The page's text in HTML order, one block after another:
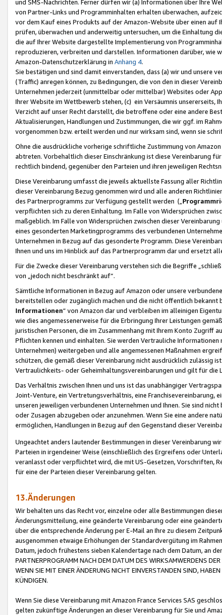
und SMS-Nachrichten. Ferner dürfen wir (a) Informationen über Ihre
von Partner-Links und Programminhalten erhalten überwachen,
vor dem Kauf eines Produkts auf der Amazon-Website über einen
prüfen, überwachen und anderweitig untersuchen, um die Einhaltung
die auf Ihrer Website dargestellte Implementierung von
reproduzieren, verbreiten und darstellen. Informationen darüber, wie
Amazon-Datenschutzerklärung in Anhang 4.
Sie bestätigen und sind damit einverstanden, dass (a) wir und
(Traffic) anregen können, zu Bedingungen, die von den in dieser
Unternehmen jederzeit (unmittelbar oder mittelbar) Websites oder
Ihrer Website im Wettbewerb stehen, (c) ein Versäumnis unsererseits,
Verzicht auf unser Recht darstellt, die betroffene oder eine andere
Aktualisierungen, Handlungen und Zustimmungen, die wir ggf. im
vorgenommen bzw. erteilt werden und nur wirksam sind, wenn sie
Ohne die ausdrückliche vorherige schriftliche Zustimmung von
abtreten. Vorbehaltlich dieser Einschränkung ist diese Vereinbarung
rechtlich bindend, gegenüber den Parteien und ihren jeweiligen
Diese Vereinbarung umfasst die jeweils aktuellste Fassung aller
dieser Vereinbarung Bezug genommen wird und alle anderen
des Partnerprogramms zur Verfügung gestellt werden („
verpflichten sich zu deren Einhaltung. Im Falle von Widersprüchen
maßgeblich. Im Falle von Widersprüchen zwischen dieser
eines gesonderten Marketingprogramms des verbundenen
Unternehmen in Bezug auf das gesonderte Programm. Diese
Ihnen und uns im Hinblick auf das Partnerprogramm dar und ersetzt
Für die Zwecke dieser Vereinbarung verstehen sich die Begriffe
von „jedoch nicht beschränkt auf“.
Sämtliche Informationen in Bezug auf Amazon oder unsere
bereitstellen oder zugänglich machen und die nicht öffentlich
Informationen“ von Amazon dar und verbleiben im alleinigen
wie dies angemessenerweise für die Erbringung Ihrer Leistungen
juristischen Personen, die im Zusammenhang mit Ihrem Konto
Pflichten kennen und einhalten. Sie werden Vertrauliche
Unternehmen) weitergeben und alle angemessenen Maßnahmen
schützen, die gemäß dieser Vereinbarung nicht ausdrücklich zulässig
Vertraulichkeits- oder Geheimhaltungsvereinbarungen und gilt für die
Das Verhältnis zwischen Ihnen und uns ist das unabhängiger
Joint-Venture, ein Vertretungsverhältnis, eine Franchisevereinbarung,
unseren jeweiligen verbundenen Unternehmen und Ihnen. Sie sind
oder Zusagen abzugeben oder anzunehmen. Wenn Sie eine andere
ermöglichen, Handlungen in Bezug auf den Gegenstand dieser
Ungeachtet anders lautender Bestimmungen in dieser Vereinbarung
Parteien in irgendeiner Weise (einschließlich des Ergreifens oder
veranlasst oder verpflichtet wird, die mit US-Gesetzen, Vorschriften,
für eine der Parteien dieser Vereinbarung gelten.
13.Änderungen
Wir behalten uns das Recht vor, einzelne oder alle Bestimmungen
Änderungsmitteilung, eine geänderte Vereinbarung oder eine
über die entsprechende Änderung per E-Mail an Ihre zu diesem
ausgenommen etwaige Erhöhungen der Standardvergütung im
Datum, jedoch frühestens sieben Kalendertage nach dem Datum, an
PARTNERPROGRAMM NACH DEM DATUM DES WIRKSAMWERDENS
WENN SIE MIT EINER ÄNDERUNG NICHT EINVERSTANDEN SIND,
KÜNDIGEN.
Wenn Sie diese Vereinbarung mit Amazon France Services SAS
gelten zukünftige Änderungen an dieser Vereinbarung für Sie und